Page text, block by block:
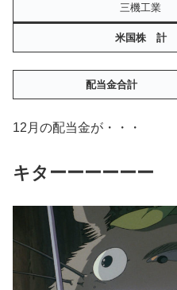
三機工業
米国株 計
配当金合計
12月の配当金が・・・
キターーーーーー